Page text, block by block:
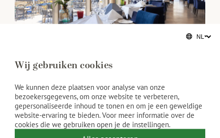
Restaurant Waves at the
Kurhaus
Ben je heerlijk uitgewaaid op het Scheveningse
Wij gebruiken cookies
We kunnen deze plaatsen voor analyse van onze
bezoekersgegevens, om onze website te verbeteren,
gepersonaliseerde inhoud te tonen en om je een geweldige
website-ervaring te bieden. Voor meer informatie over de
cookies die we gebruiken open je de instellingen.